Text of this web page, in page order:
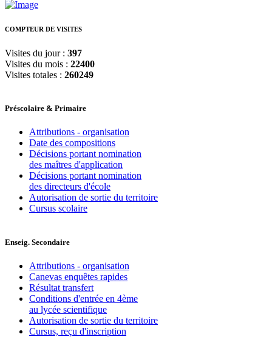
COMPTEUR DE VISITES
Visites du jour : 397
Visites du mois : 22400
Visites totales : 260249
Préscolaire & Primaire
Attributions - organisation
Date des compositions
Décisions portant nomination
des maîtres d'application
Décisions portant nomination
des directeurs d'école
Autorisation de sortie du territoire
Cursus scolaire
Enseig. Secondaire
Attributions - organisation
Canevas enquêtes rapides
Résultat transfert
Conditions d'entrée en 4ème
au lycée scientifique
Autorisation de sortie du territoire
Cursus, reçu d'inscription